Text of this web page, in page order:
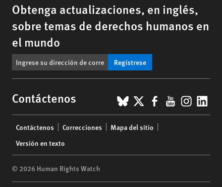
Obtenga actualizaciones, en inglés,
sobre temas de derechos humanos en
el mundo
Regístrese
Contáctenos BlueSky
X Facebook
YouTube
menu
Contáctenos Correcciones
Mapa del sitio
Versión en texto
© 2026 Human Rights Watch